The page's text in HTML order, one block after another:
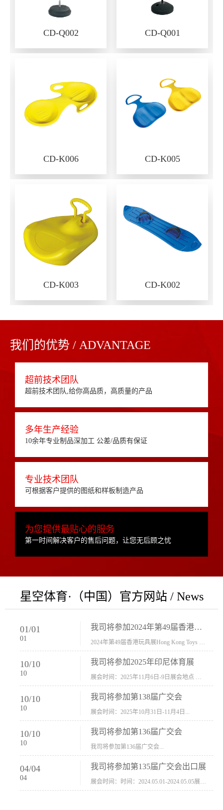
CD-Q002 CD-Q001
CD-K006 CD-K005
CD-K003 CD-K002
我们的优势 / ADVANTAGE
超前技术团队
超前技术团队,给你高品质，高质量的产品
多年生产经验
10余年专业制品深加工 公差/品质有保证
专业技术团队
可根据客户提供的图纸和样板制造产品
为您提供最贴心的服务
第一时间解决客户的售后问题，让您无后顾之忧
星空体育·（中国）官方网站 / News
01/01
01
我司将参加2024年第49届香港玩具展Hong Kong Toys & Games Fair 欢迎新···
10/10
10
我司将参加2025年印尼体育展
10/10
10
我司将参加第138届广交会
展会时间：2025年10月31日-11月4日...
10/10
10
我司将参加第136届广交会
我司将参加第136届广交会...
04/04
04
我司将参加第135届广交会出口展
展会时间：时间：2024.05.01-2024.05.05展会地址：中国进出口商品交易会展馆福建康莱宝公司展位号12.1G37-38、H11-12，浙江康莱宝展位号17.1B23-24、C19-20...